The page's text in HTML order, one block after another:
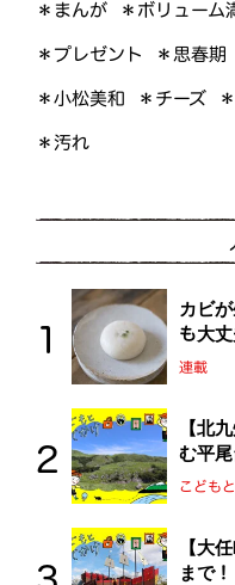
＊まんが ＊ボリューム
＊プレゼント ＊思春期
＊小松美和 ＊チーズ
＊汚れ
カビ
も大丈
連載
【北
む平
を探検
こども
【大
まで